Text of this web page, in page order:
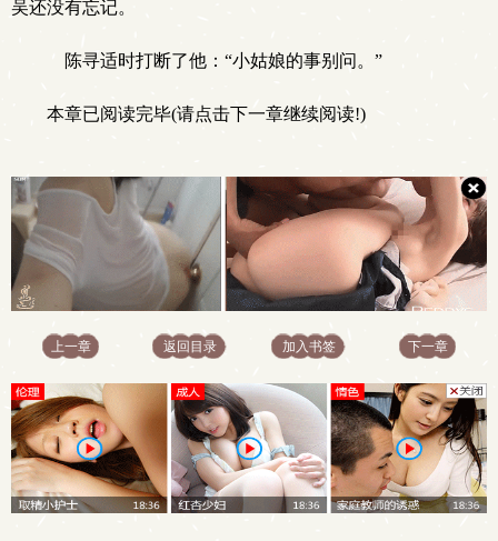
吴还没有忘记。
陈寻适时打断了他：“小姑娘的事别问。”
本章已阅读完毕(请点击下一章继续阅读!)
上一章 返回目录 加入书签 下一章